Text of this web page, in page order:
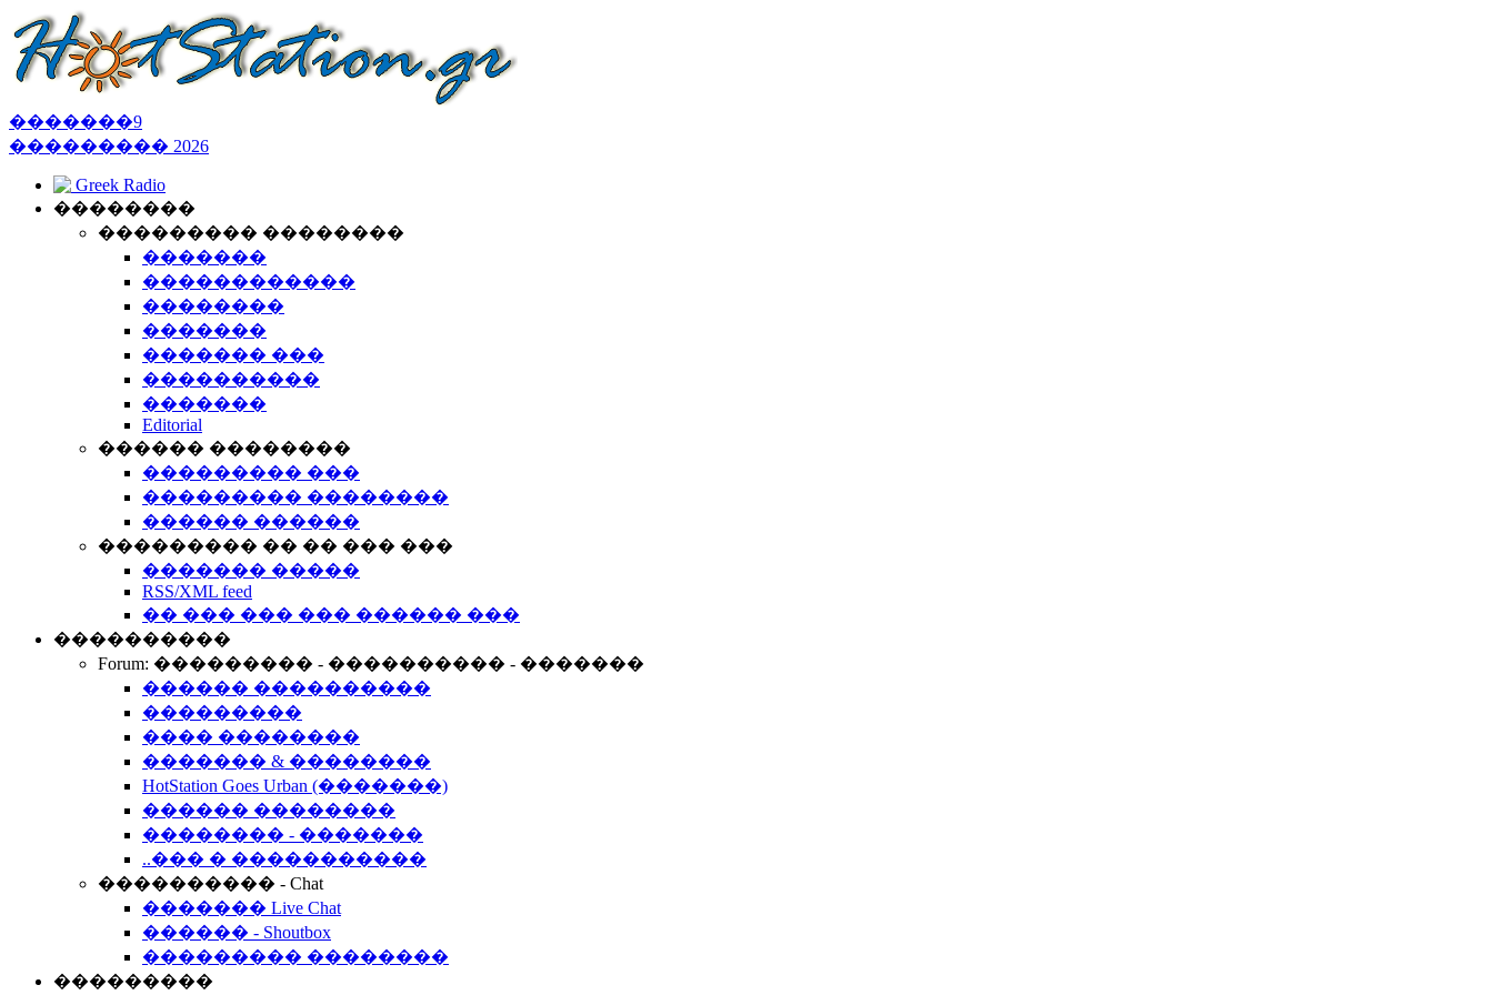
�������9
��������� 2026
Greek Radio
��������
��������� ��������
�������
������������
��������
�������
������� ���
����������
�������
Editorial
������ ��������
��������� ���
��������� ��������
������ ������
��������� �� �� ��� ���
������� �����
RSS/XML feed
�� ��� ��� ��� ������ ���
����������
Forum: ��������� - ���������� - �������
������ ����������
���������
���� ��������
������� & ��������
HotStation Goes Urban (�������)
������ ��������
�������� - �������
..��� � �����������
���������� - Chat
������� Live Chat
������ - Shoutbox
��������� ��������
���������